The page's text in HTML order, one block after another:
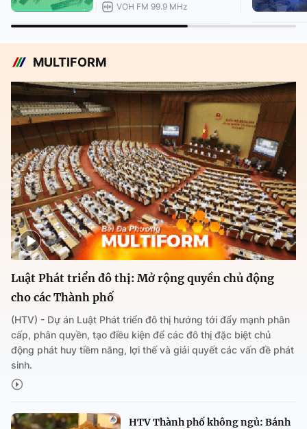
VOH FM 99.9 MHz
MULTIFORM
Luật Phát triển đô thị: Mở rộng quyền chủ động
cho các Thành phố
(HTV) - Dự án Luật Phát triển đô thị hướng tới đẩy mạnh phân
cấp, phân quyền, tạo điều kiện để các đô thị đặc biệt chủ
động phát huy tiềm năng, lợi thế và giải quyết các vấn đề phát
sinh.
HTV Thành phố không ngủ: Bánh